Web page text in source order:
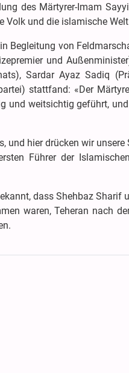
des Märtyrer-Imam
Volk und die islamische
Begleitung von
und
Sardar Ayaz Sadiq
stattfand: «Der
und weitsichtig geführt,
und hier drücken wir
Führer der
dass Shehbaz Sharif
waren, Teheran nach